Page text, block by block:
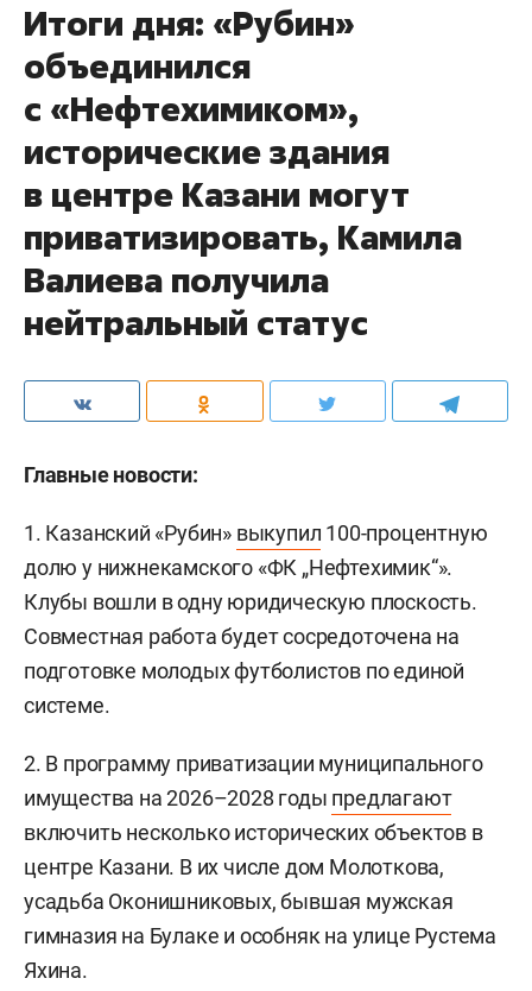
Итоги дня: «Рубин»
объединился
с «Нефтехимиком»,
исторические здания
в центре Казани могут
приватизировать, Камила
Валиева получила
нейтральный статус
Главные новости:
1. Казанский «Рубин» выкупил 100-процентную
долю у нижнекамского «ФК „Нефтехимик“».
Клубы вошли в одну юридическую плоскость.
Совместная работа будет сосредоточена на
подготовке молодых футболистов по единой
системе.
2. В программу приватизации муниципального
имущества на 2026–2028 годы предлагают
включить несколько исторических объектов в
центре Казани. В их числе дом Молоткова,
усадьба Оконишниковых, бывшая мужская
гимназия на Булаке и особняк на улице Рустема
Яхина.